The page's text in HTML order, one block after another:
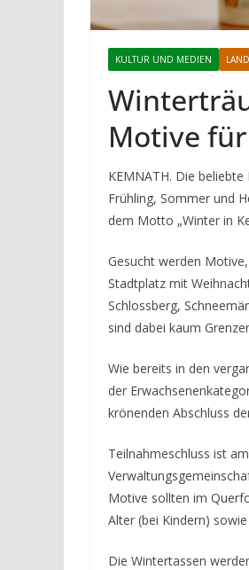
KULTUR UND MEDIEN
Motive
KEMNATH. Die
Frühling, Sommer und
dem Motto „Winter in
Gesucht werden
Stadtplatz mit
Schlossberg,
sind dabei kaum
Wie bereits in den
der
krönenden Abschluss
Teilnahmeschluss ist
Motive sollten im
Alter (bei Kindern)
Die Wintertassen